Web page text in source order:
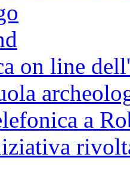
on line
a